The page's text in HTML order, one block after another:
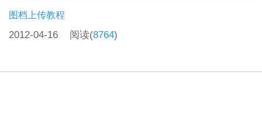
图档上传教程
2012-04-16 阅读(8764)